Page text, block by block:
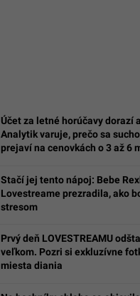
Účet za letné horúčavy dorazí
Analytik varuje, prečo sa
prejaví na cenovkách o 3 až 6
Stačí jej tento nápoj: Bebe
Lovestreame prezradila, ako
stresom
Prvý deň LOVESTREAMU
veľkom. Pozri si exkluzívne
miesta diania